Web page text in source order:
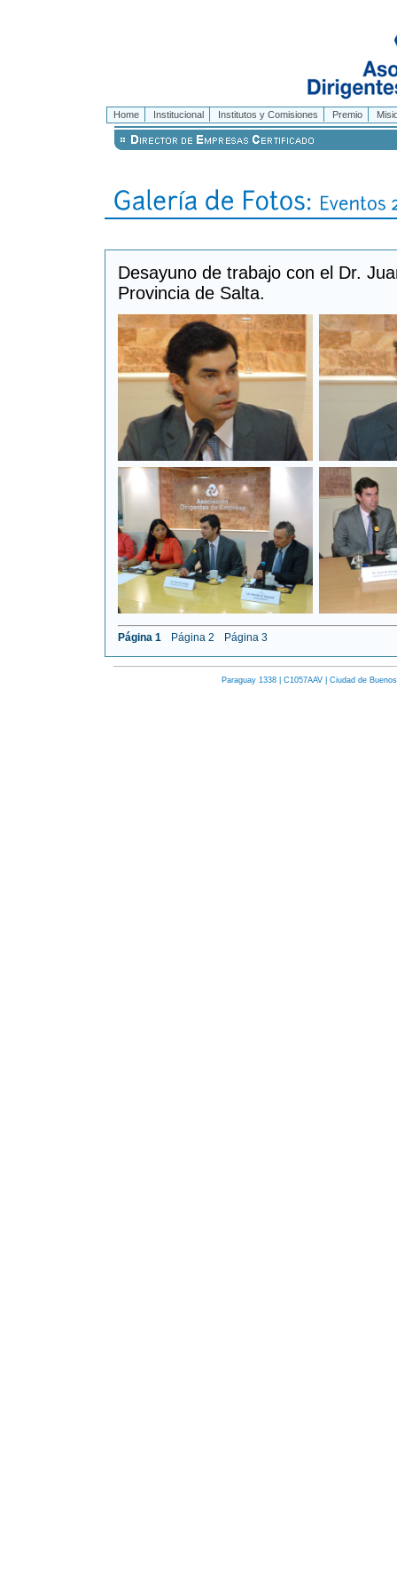
Home Institucional Institutos y Comisiones Premio
Desayuno de trabajo con el Dr.
Provincia de Salta.
Página 1 Página 2 Página 3
Paraguay 1338 | C1057AAV | Ciudad de